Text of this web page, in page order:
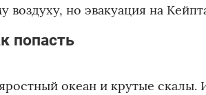
воздуху, но эвакуация на
попасть
океан и крутые скалы.